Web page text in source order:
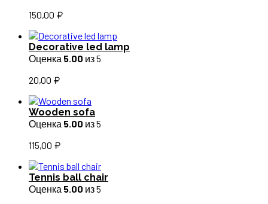
150,00 ₽
Decorative led lamp
Оценка 5.00 из 5
20,00 ₽
Wooden sofa
Оценка 5.00 из 5
115,00 ₽
Tennis ball chair
Оценка 5.00 из 5